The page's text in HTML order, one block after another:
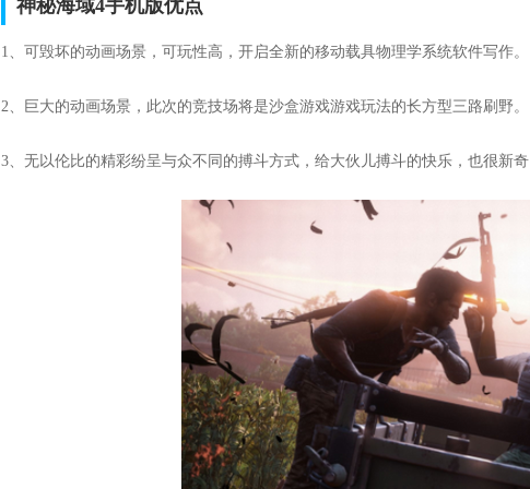
神秘海域4手机版优点
1、可毁坏的动画场景，可玩性高，开启全新的移动载具物理学系统软件写作。
2、巨大的动画场景，此次的竞技场将是沙盒游戏游戏玩法的长方型三路刷野。
3、无以伦比的精彩纷呈与众不同的搏斗方式，给大伙儿搏斗的快乐，也很新